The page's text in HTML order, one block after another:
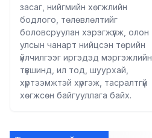
засаг, нийгмийн хөгжлийн
бодлого, төлөвлөлтийг
боловсруулан хэрэгжүүлж, олон
улсын чанарт нийцсэн төрийн
үйлчилгээг иргэдэд мэргэжлийн
түвшинд, ил тод, шуурхай,
хүртээмжтэй хүргэж, тасралтгүй
хөгжсөн байгууллага байх.